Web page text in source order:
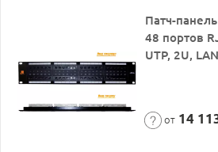
Патч-
48 портов
UTP, 2U,
от 14